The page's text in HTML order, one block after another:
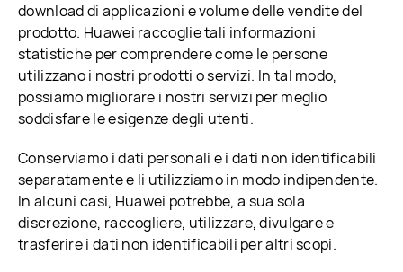
download di applicazioni e volume delle vendite del
prodotto. Huawei raccoglie tali informazioni
statistiche per comprendere come le persone
utilizzano i nostri prodotti o servizi. In tal modo,
possiamo migliorare i nostri servizi per meglio
soddisfare le esigenze degli utenti.
Conserviamo i dati personali e i dati non identificabili
separatamente e li utilizziamo in modo indipendente.
In alcuni casi, Huawei potrebbe, a sua sola
discrezione, raccogliere, utilizzare, divulgare e
trasferire i dati non identificabili per altri scopi.